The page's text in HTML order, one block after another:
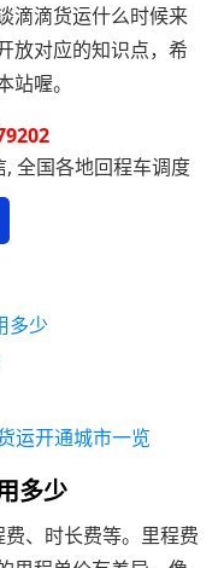
滴滴货运什么时候来
放对应的知识点，希
喔。
全国各地回程车调度
多少
运开通城市一览
多少
、时长费等。里程费